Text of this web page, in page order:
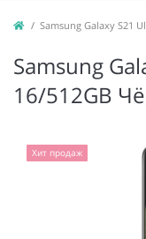
Samsung Galaxy S21
Samsung
16/512GB
Хит продаж